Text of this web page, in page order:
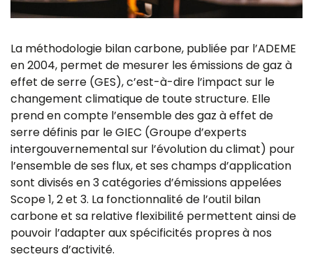
La méthodologie bilan carbone, publiée par l’ADEME
en 2004, permet de mesurer les émissions de gaz à
effet de serre (GES), c’est-à-dire l’impact sur le
changement climatique de toute structure. Elle
prend en compte l’ensemble des gaz à effet de
serre définis par le GIEC (Groupe d’experts
intergouvernemental sur l’évolution du climat) pour
l’ensemble de ses flux, et ses champs d’application
sont divisés en 3 catégories d’émissions appelées
Scope 1, 2 et 3. La fonctionnalité de l’outil bilan
carbone et sa relative flexibilité permettent ainsi de
pouvoir l’adapter aux spécificités propres à nos
secteurs d’activité.